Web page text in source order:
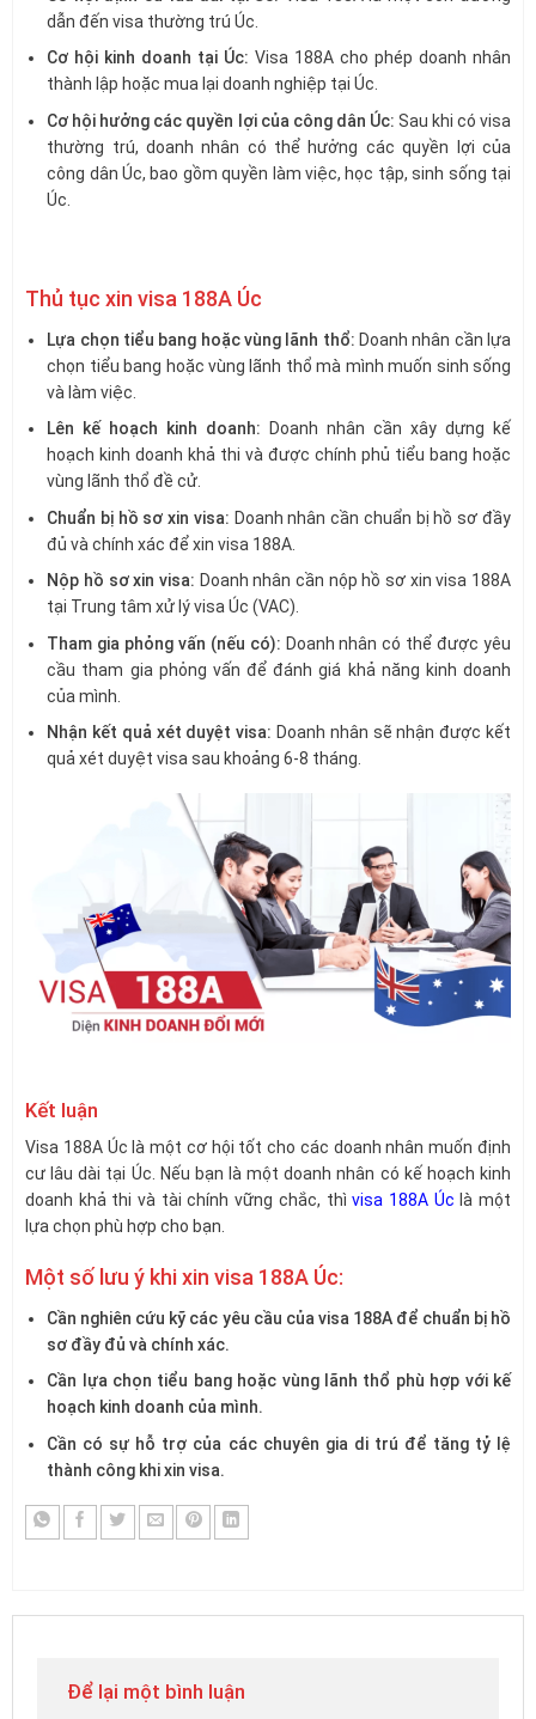
dẫn đến visa thường trú Úc.
Cơ hội kinh doanh tại Úc: Visa 188A cho phép doanh nhân
thành lập hoặc mua lại doanh nghiệp tại Úc.
Cơ hội hưởng các quyền lợi của công dân Úc: Sau khi có visa
thường trú, doanh nhân có thể hưởng các quyền lợi của
công dân Úc, bao gồm quyền làm việc, học tập, sinh sống tại
Úc.
Thủ tục xin visa 188A Úc
Lựa chọn tiểu bang hoặc vùng lãnh thổ: Doanh nhân cần lựa
chọn tiểu bang hoặc vùng lãnh thổ mà mình muốn sinh sống
và làm việc.
Lên kế hoạch kinh doanh: Doanh nhân cần xây dựng kế
hoạch kinh doanh khả thi và được chính phủ tiểu bang hoặc
vùng lãnh thổ đề cử.
Chuẩn bị hồ sơ xin visa: Doanh nhân cần chuẩn bị hồ sơ đầy
đủ và chính xác để xin visa 188A.
Nộp hồ sơ xin visa: Doanh nhân cần nộp hồ sơ xin visa 188A
tại Trung tâm xử lý visa Úc (VAC).
Tham gia phỏng vấn (nếu có): Doanh nhân có thể được yêu
cầu tham gia phỏng vấn để đánh giá khả năng kinh doanh
của mình.
Nhận kết quả xét duyệt visa: Doanh nhân sẽ nhận được kết
quả xét duyệt visa sau khoảng 6-8 tháng.
Kết luận
Visa 188A Úc là một cơ hội tốt cho các doanh nhân muốn định
cư lâu dài tại Úc. Nếu bạn là một doanh nhân có kế hoạch kinh
doanh khả thi và tài chính vững chắc, thìvisa 188A Úc là một
lựa chọn phù hợp cho bạn.
Một số lưu ý khi xin visa 188A Úc:
Cần nghiên cứu kỹ các yêu cầu của visa 188A để chuẩn bị hồ
sơ đầy đủ và chính xác.
Cần lựa chọn tiểu bang hoặc vùng lãnh thổ phù hợp với kế
hoạch kinh doanh của mình.
Cần có sự hỗ trợ của các chuyên gia di trú để tăng tỷ lệ
thành công khi xin visa.
Để lại một bình luận